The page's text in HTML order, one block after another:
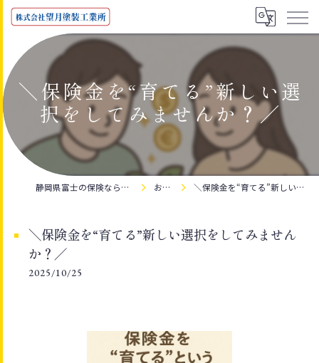
＼保険金を“育てる”新しい選
択をしてみませんか？／
静岡県富士の保険なら株式会社望月塗装工業所 お知らせ ＼保険金を“育てる”新しい選択をしてみませんか？／
＼保険金を“育てる”新しい選択をしてみません
か？／
2025/10/25